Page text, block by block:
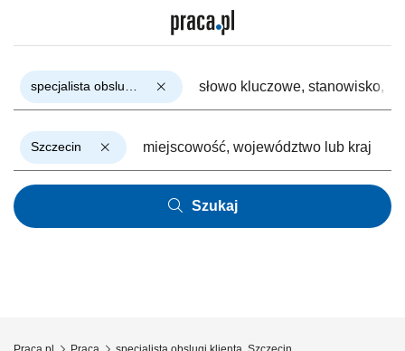
Szczecin
Szukaj